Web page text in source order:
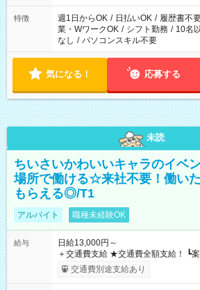
特徴 週1日からOK / 日払いOK / 履歴書不
業・WワークOK / シフト勤務 / 10名
なし / パソコンスキル不要
気になる！ 応募する
未読
ちいさいかわいいキャラのイベ
場所で働ける☆来社不要！働い
もらえる◎/T1
アルバイト 職種未経験OK
給与
日給13,000円～
＋交通費支給 ★交通費全額支給！ ┗案件により規定あり ★日払
いOK！（規定あり） ┗働いたその日
ンビニATMから 日払い分を引き落とせます！ 【試
交通費別途支給あり